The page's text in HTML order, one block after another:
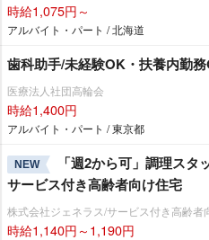
時給1,075円～
アルバイト・パート / 北海道
歯科助手/未経験OK・扶養内勤
医療法人社団高輪会
時給1,400円
アルバイト・パート / 東京都
NEW
「週2から可」調理ス
サービス付き高齢者向け住宅
株式会社ジェネラス/サービス付き高齢者
時給1,140円～1,190円